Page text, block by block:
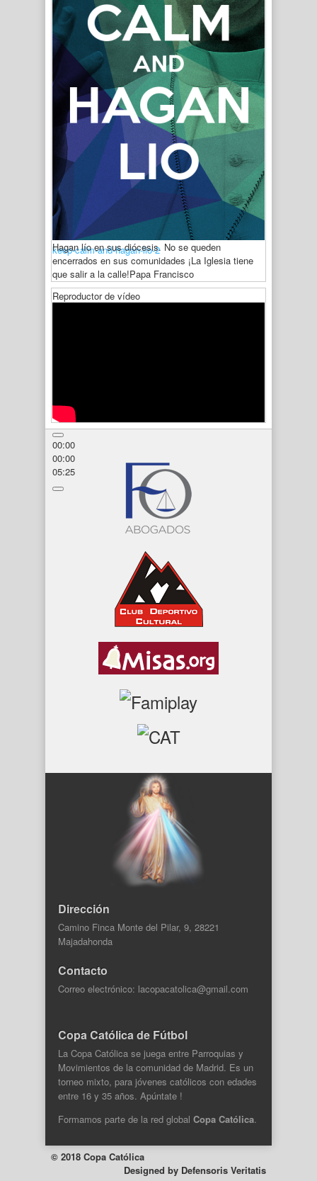
keep-calm-and-hagan-lio-2
Hagan lío en sus diócesis. No se queden
encerrados en sus comunidades ¡La Iglesia tiene
que salir a la calle!Papa Francisco
Reproductor de vídeo
00:00
00:00
05:25
Dirección
Camino Finca Monte del Pilar, 9, 28221
Majadahonda
Contacto
Correo electrónico: lacopacatolica@gmail.com
Copa Católica de Fútbol
La Copa Católica se juega entre Parroquias y
Movimientos de la comunidad de Madrid. Es un
torneo mixto, para jóvenes católicos con edades
entre 16 y 35 años. Apúntate !
Formamos parte de la red global Copa Católica.
© 2018 Copa Católica
Designed by Defensoris Veritatis